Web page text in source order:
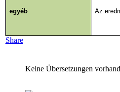
egyéb Az
Share
Keine Übersetzungen